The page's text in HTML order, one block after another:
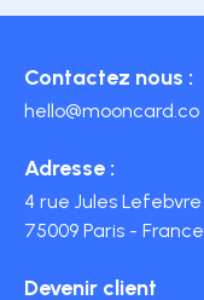
Contactez nous :
hello@mooncard.co
Adresse :
4 rue Jules Lefebvre
75009 Paris - France
Devenir client